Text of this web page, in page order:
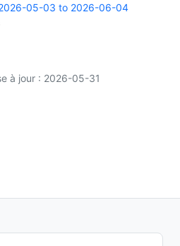
05-03 to 2026-06-04
à jour : 2026-05-31